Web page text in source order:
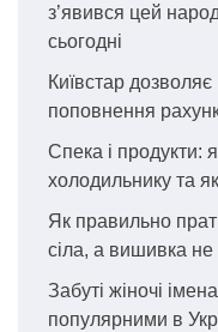
з’явився цей
сьогодні
Київстар
поповнення
Спека і продукти:
холодильнику та
Як правильно
сіла, а вишивка не
Забуті жіночі
популярними в